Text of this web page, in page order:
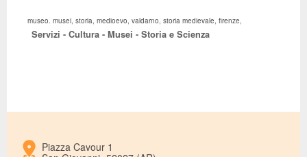
museo. musei, storia, medioevo, valdarno, storia medievale, firenze,
Servizi - Cultura - Musei - Storia e Scienza
Piazza Cavour 1